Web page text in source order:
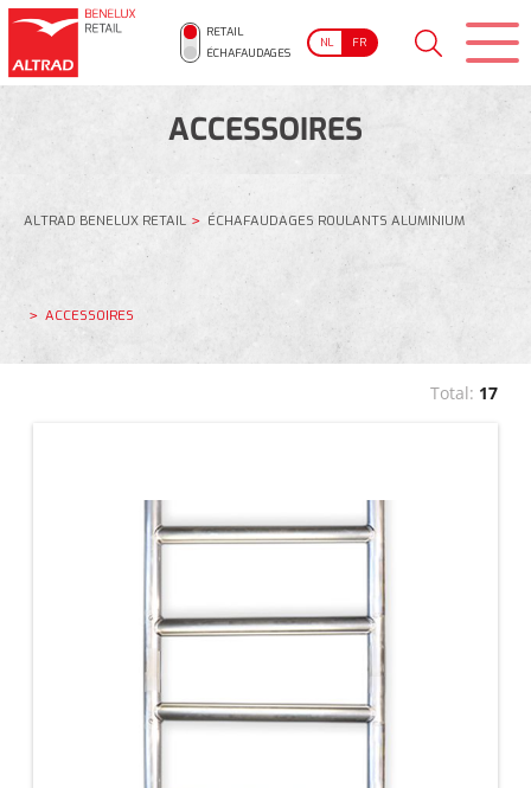
RETAIL
ÉCHAFAUDAGES
NL FR
ACCESSOIRES
ALTRAD BENELUX RETAIL ÉCHAFAUDAGES ROULANTS ALUMINIUM
ACCESSOIRES
Total: 17